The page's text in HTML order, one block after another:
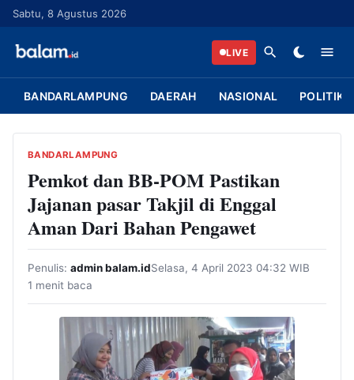
u
Sabtu, 8 Agustus 2026
LIVE
BANDARLAMPUNG DAERAH NASIONAL POLITIK
BANDARLAMPUNG
Pemkot dan BB-POM Pastikan
Jajanan pasar Takjil di Enggal
Aman Dari Bahan Pengawet
Penulis: admin balam.idSelasa, 4 April 2023 04:32 WIB
1 menit baca